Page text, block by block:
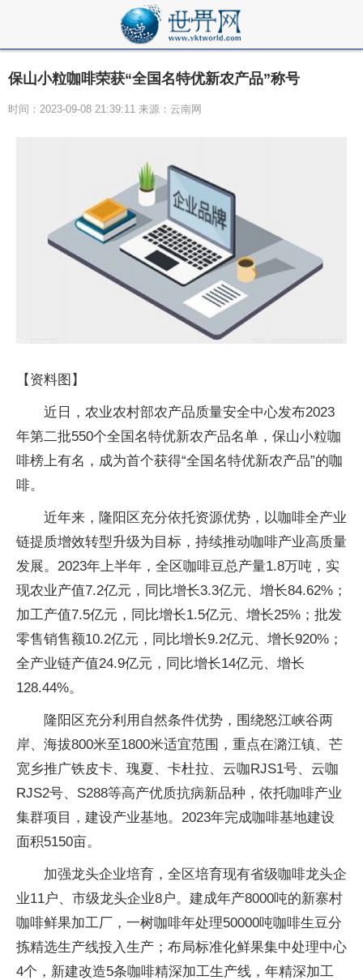
保山小粒咖啡荣获“全国名特优新农产品”称号
时间：2023-09-08 21:39:11 来源：云南网
【资料图】
近日，农业农村部农产品质量安全中心发布2023
年第二批550个全国名特优新农产品名单，保山小粒咖
啡榜上有名，成为首个获得“全国名特优新农产品”的咖
啡。
近年来，隆阳区充分依托资源优势，以咖啡全产业
链提质增效转型升级为目标，持续推动咖啡产业高质量
发展。2023年上半年，全区咖啡豆总产量1.8万吨，实
现农业产值7.2亿元，同比增长3.3亿元、增长84.62%；
加工产值7.5亿元，同比增长1.5亿元、增长25%；批发
零售销售额10.2亿元，同比增长9.2亿元、增长920%；
全产业链产值24.9亿元，同比增长14亿元、增长
128.44%。
隆阳区充分利用自然条件优势，围绕怒江峡谷两
岸、海拔800米至1800米适宜范围，重点在潞江镇、芒
宽乡推广铁皮卡、瑰夏、卡杜拉、云咖RJS1号、云咖
RJS2号、S288等高产优质抗病新品种，依托咖啡产业
集群项目，建设产业基地。2023年完成咖啡基地建设
面积5150亩。
加强龙头企业培育，全区培育现有省级咖啡龙头企
业11户、市级龙头企业8户。建成年产8000吨的新寨村
咖啡鲜果加工厂，一树咖啡年处理50000吨咖啡生豆分
拣精选生产线投入生产；布局标准化鲜果集中处理中心
4个，新建改造5条咖啡精深加工生产线，年精深加工